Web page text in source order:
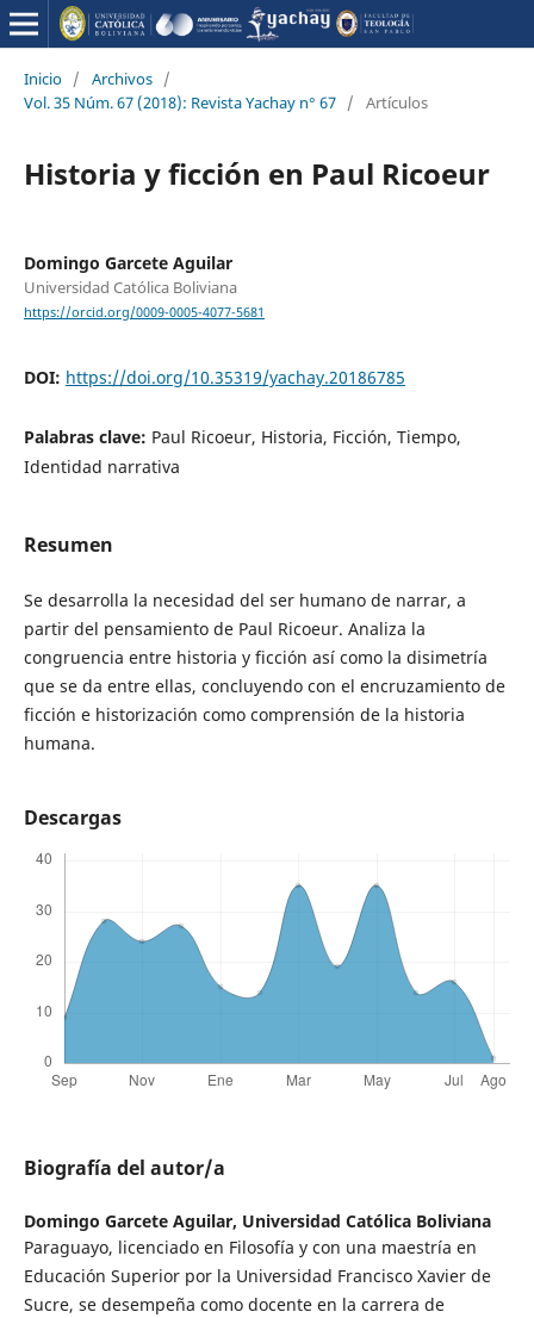
Inicio / Archivos /
Vol. 35 Núm. 67 (2018): Revista Yachay n° 67 / Artículos
Historia y ficción en Paul Ricoeur
Domingo Garcete Aguilar
Universidad Católica Boliviana
https://orcid.org/0009-0005-4077-5681
DOI: https://doi.org/10.35319/yachay.20186785
Palabras clave: Paul Ricoeur, Historia, Ficción, Tiempo,
Identidad narrativa
Resumen
Se desarrolla la necesidad del ser humano de narrar, a
partir del pensamiento de Paul Ricoeur. Analiza la
congruencia entre historia y ficción así como la disimetría
que se da entre ellas, concluyendo con el encruzamiento de
ficción e historización como comprensión de la historia
humana.
Descargas
Biografía del autor/a
Domingo Garcete Aguilar, Universidad Católica Boliviana
Paraguayo, licenciado en Filosofía y con una maestría en
Educación Superior por la Universidad Francisco Xavier de
Sucre, se desempeña como docente en la carrera de